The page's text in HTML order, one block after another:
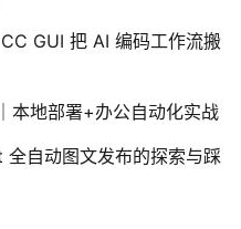
GUI 把 AI 编码工作流搬
本地部署+办公自动化实战
自动图文发布的探索与踩